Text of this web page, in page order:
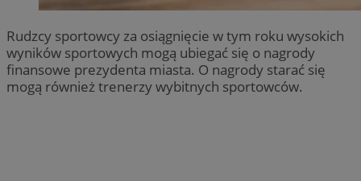
Rudzcy sportowcy za osiągnięcie w tym roku wysokich
wyników sportowych mogą ubiegać się o nagrody
finansowe prezydenta miasta. O nagrody starać się
mogą również trenerzy wybitnych sportowców.